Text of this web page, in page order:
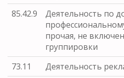
85.42.9
Деятельность по
прочая, не
группировки
73.11
Деятельность